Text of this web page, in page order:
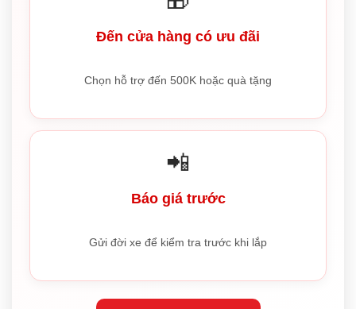
Đến cửa hàng có ưu đãi
Chọn hỗ trợ đến 500K hoặc quà tặng
📲
Báo giá trước
Gửi đời xe để kiểm tra trước khi lắp